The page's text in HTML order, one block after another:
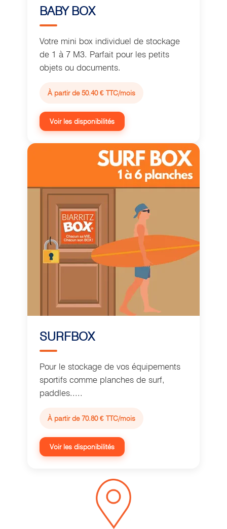
BABY BOX
Votre mini box individuel de stockage
de 1 à 7 M3. Parfait pour les petits
objets ou documents.
À partir de 50.40 € TTC/mois
Voir les disponibilités
SURFBOX
Pour le stockage de vos équipements
sportifs comme planches de surf,
paddles.....
À partir de 70.80 € TTC/mois
Voir les disponibilités